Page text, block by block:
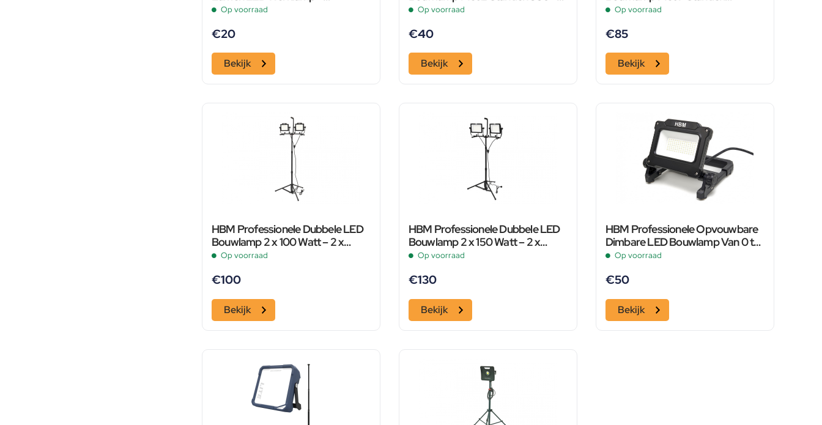
Bouwlamp
Op voorraad
€20
Bekijk
1100 Lumen
Op voorraad
€40
Bekijk
Dimbaar van 800 tot 5000
Op voorraad
€85
Bekijk
HBM Professionele Dubbele LED
Bouwlamp 2 x 100 Watt – 2 x
10.000 Lumen Met Statief
Op voorraad
€100
Bekijk
HBM Professionele Dubbele LED
Bouwlamp 2 x 150 Watt – 2 x
15.000 Lumen Met Statief
Op voorraad
€130
Bekijk
HBM Professionele Opvouwbare
Dimbare LED Bouwlamp Van 0 tot
7000 Lumen
Op voorraad
€50
Bekijk